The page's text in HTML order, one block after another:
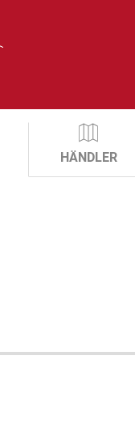
HÄNDLER